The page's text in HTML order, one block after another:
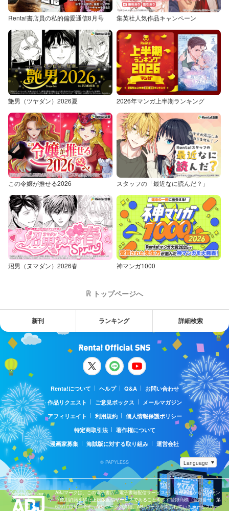
Renta!書店員の私的偏愛通信8月号 集英社人気作品キャンペーン
艶男（ツヤダン）2026夏 2026年マンガ上半期ランキング
この令嬢が推せる2026 スタッフの「最近なに読んだ？」
沼男（ヌマダン）2026春 神マンガ1000
トップページへ
新刊 ランキング 詳細検索
Renta!について ヘルプ Q&A
お問い合わせ
作品リクエスト
ご意見ボックス
メールマガジン
アフィリエイト
利用規約
個人情報保護ポリシー
特定商取引法
著作権について
漫画家募集
海賊版に対する取り組み 運営会社
© PAPYLESS
ABJマークは、この電子書店・電子書籍配信サービスが、著作権者からコンテン
ツ使用許諾を得た正規版配信サービスであることを示す登録商標（登録番号 第
6091713号）です。ABJマークの詳細、ABJマークを掲示しているサービスの一